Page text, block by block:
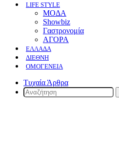
LIFE STYLE
ΜΟΔΑ
Showbiz
Γαστρονομία
ΑΓΟΡΑ
ΕΛΛΆΔΑ
ΔΙΕΘΝΉ
ΟΜΟΓΈΝΕΙΑ
Τυχαία Άρθρα